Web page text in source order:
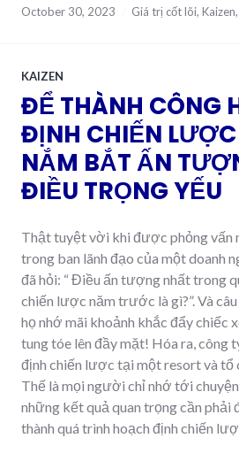
October 30, 2023 Giá trị cốt lõi, Kaizen,
KAIZEN
ĐỂ THÀNH CÔNG
ĐỊNH CHIẾN
NẮM BẮT ẤN
ĐIỀU TRỌNG YẾU
Thật tuyệt vời khi được phỏng vấn
trong ban lãnh đạo của một doanh
đã hỏi: “ Điều ấn tượng nhất trong
chiến lược năm trước là gì?”. Và
họ nhớ mãi khoảnh khắc đẩy chiếc
tung tóe lên đầy mặt! Hóa ra, công
định chiến lược tại một resort và tổ
Thế là mọi người chỉ nhớ tới
những kết quả quan trọng cần phải
thành quá trình hoạch định chiến